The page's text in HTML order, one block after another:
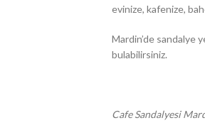
evinize, kafenize,
Mardin’de sandalye
bulabilirsiniz.
Cafe Sandalyesi